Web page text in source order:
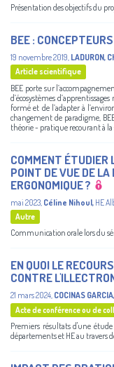
Présentation des objectifs du
BEE :
19 novembre 2019 LADURON,
Article scientifique
BEE porte sur
d’écosystèmes
formé et de l’adapter à
changement de paradigme,
théorie - pratique recourant à la
COMMENT ÉTUDIER
POINT DE VUE DE
ERGONOMIQUE ?
mai 2023 Céline Nihoul, HE
Autre
Communication orale lors du
EN QUOI LE
CONTRE
21 mars 2024 COCINAS
Acte de conférence ou de
Premiers résultats d'une
départements et HE au travers